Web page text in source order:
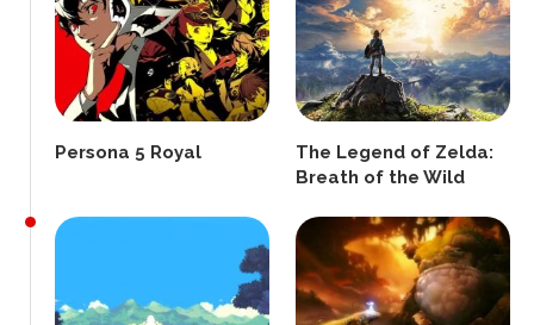
Persona 5 Royal
The Legend of Zelda:
Breath of the Wild